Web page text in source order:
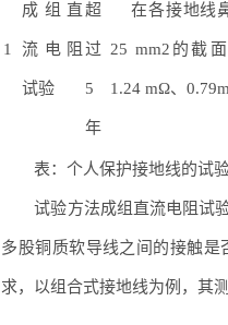
1
成组直
流电阻
试验
超
过
5
年
在各接地线
25 mm2 的截
1.24 mΩ、
表：个人保护接地线的试验
试验方法成组直流电阻试验
多股铜质软导线之间的接触
求，以组合式接地线为例，其